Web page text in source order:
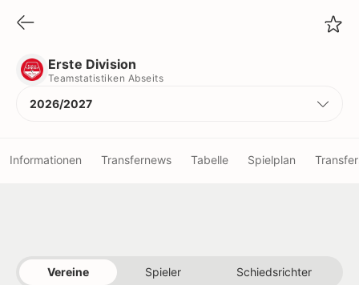
Erste Division
Teamstatistiken Abseits
2026/2027
Informationen Transfernews Tabelle Spielplan
Vereine Spieler Schiedsrichter